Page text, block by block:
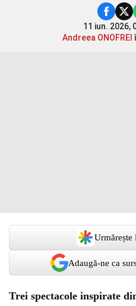
11 iun. 2026,
Andreea ONOFREI
Urmărește
Adaugă-ne ca
Trei spectacole inspirate